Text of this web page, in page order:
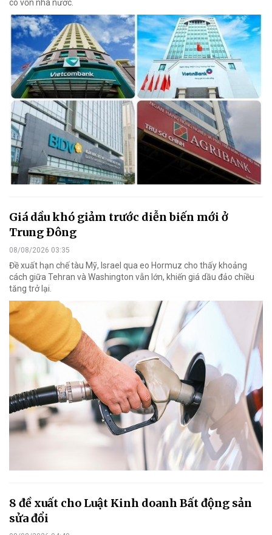
có vốn nhà nước.
Giá dầu khó giảm trước diễn biến mới ở
Trung Đông
08/08/2026 03:35
Đề xuất hạn chế tàu Mỹ, Israel qua eo Hormuz cho thấy khoảng
cách giữa Tehran và Washington vẫn lớn, khiến giá dầu đảo chiều
tăng trở lại.
8 đề xuất cho Luật Kinh doanh Bất động sản
sửa đổi